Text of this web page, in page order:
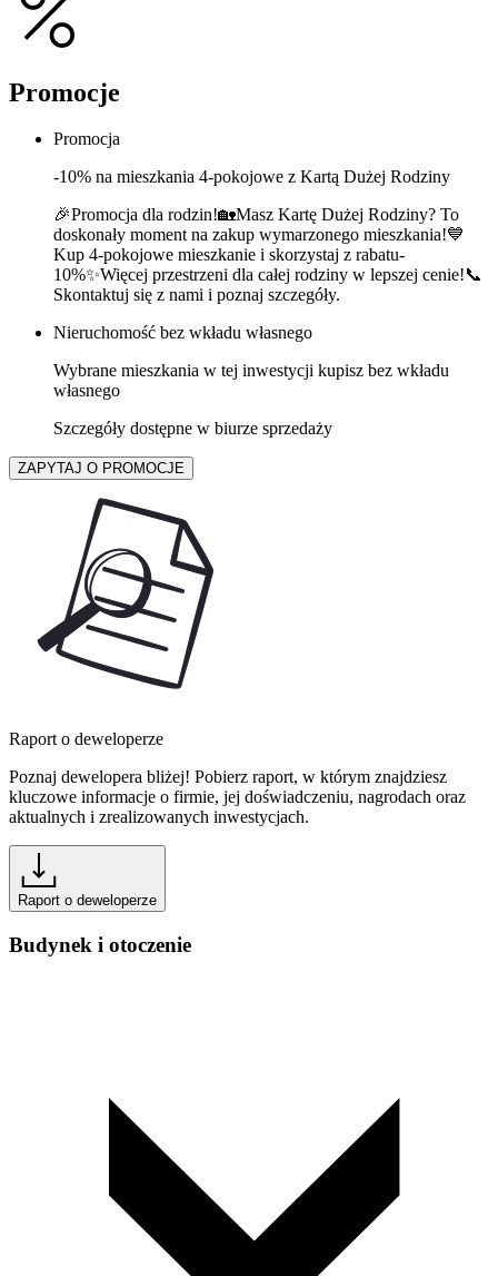
Promocje
Promocja
-10% na mieszkania 4-pokojowe z Kartą Dużej Rodziny
🎉Promocja dla rodzin!🏡Masz Kartę Dużej Rodziny? To
doskonały moment na zakup wymarzonego mieszkania!💙
Kup 4-pokojowe mieszkanie i skorzystaj z rabatu-
10%✨Więcej przestrzeni dla całej rodziny w lepszej cenie!📞
Skontaktuj się z nami i poznaj szczegóły.
Nieruchomość bez wkładu własnego
Wybrane mieszkania w tej inwestycji kupisz bez wkładu
własnego
Szczegóły dostępne w biurze sprzedaży
ZAPYTAJ O PROMOCJE
Raport o deweloperze
Poznaj dewelopera bliżej! Pobierz raport, w którym znajdziesz
kluczowe informacje o firmie, jej doświadczeniu, nagrodach oraz
aktualnych i zrealizowanych inwestycjach.
Raport o deweloperze
Budynek i otoczenie